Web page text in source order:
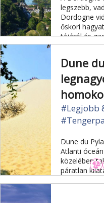
legszebb,
Dordogne
őskori
tájáról és
után a
történelmi
helyszín: 15
UNESCO
Dune
#Legjobb
Dune du
Atlanti
közelében
páratlan